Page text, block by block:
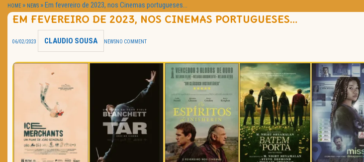
HOME » NEWS »Em fevereiro de 2023, nos Cinemas portugueses…
EM FEVEREIRO DE 2023, NOS CINEMAS PORTUGUESES…
06/02/2023 CLAUDIO SOUSA NEWSNO COMMENT